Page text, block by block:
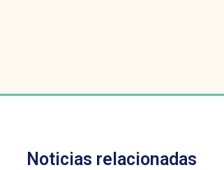
Noticias relacionadas